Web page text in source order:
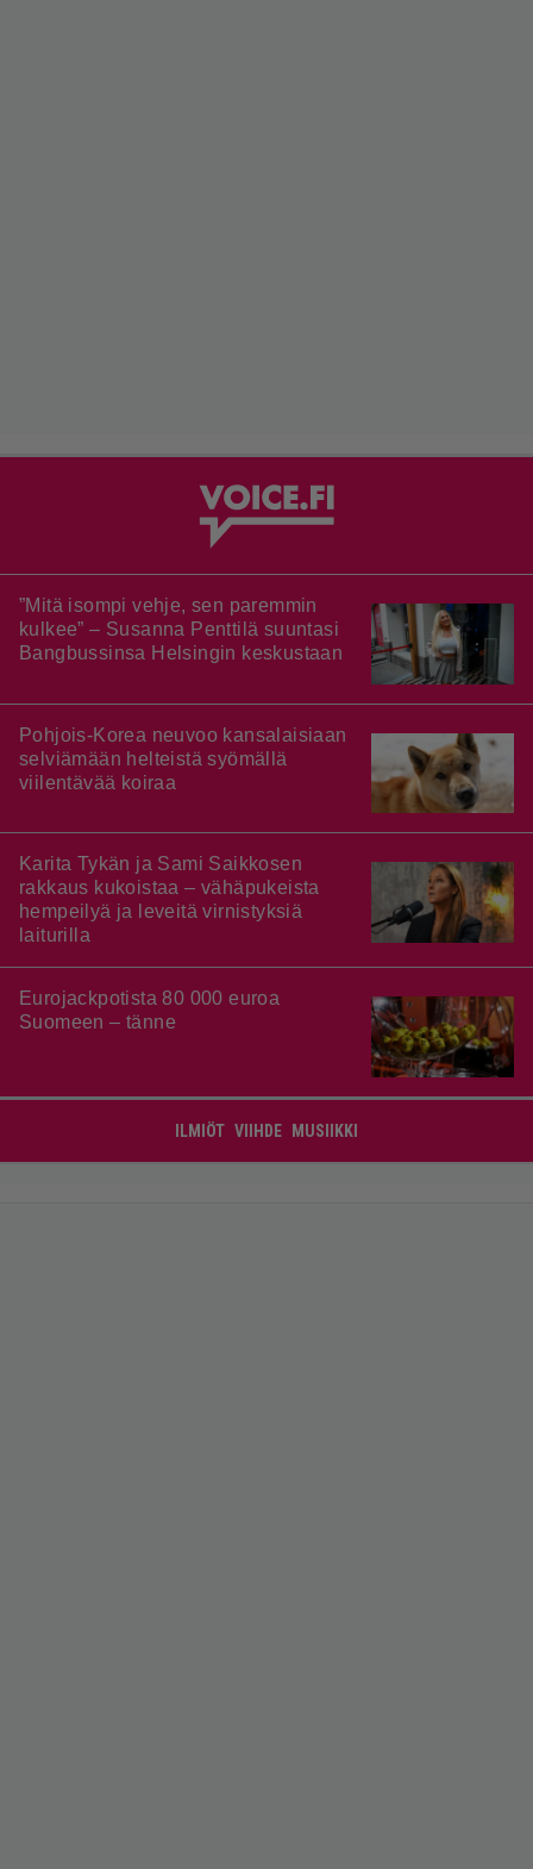
”Mitä isompi vehje, sen paremmin
kulkee” – Susanna Penttilä suuntasi
Bangbussinsa Helsingin keskustaan
Pohjois-Korea neuvoo kansalaisiaan
selviämään helteistä syömällä
viilentävää koiraa
Karita Tykän ja Sami Saikkosen
rakkaus kukoistaa – vähäpukeista
hempeilyä ja leveitä virnistyksiä
laiturilla
Eurojackpotista 80 000 euroa
Suomeen – tänne
ILMIÖT VIIHDE MUSIIKKI